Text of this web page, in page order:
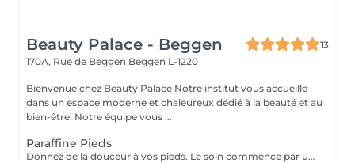
Beauty Palace - Beggen
13
170A, Rue de Beggen Beggen L-1220
Bienvenue chez Beauty Palace Notre institut vous accueille
dans un espace moderne et chaleureux dédié à la beauté et au
bien-être. Notre équipe vous ...
Paraffine Pieds
Donnez de la douceur à vos pieds. Le soin commence par un gommage de la demi-jambe et des pieds, puis avec un grand pinceau la spécialiste de beauté applique la paraffine chaude sur chaque pieds, ce masque va poser environ 15 min, puis vient le moment de la détente: le modelage des pieds, relaxation suprême. Résultat des pieds doux comme une peau de bébé.